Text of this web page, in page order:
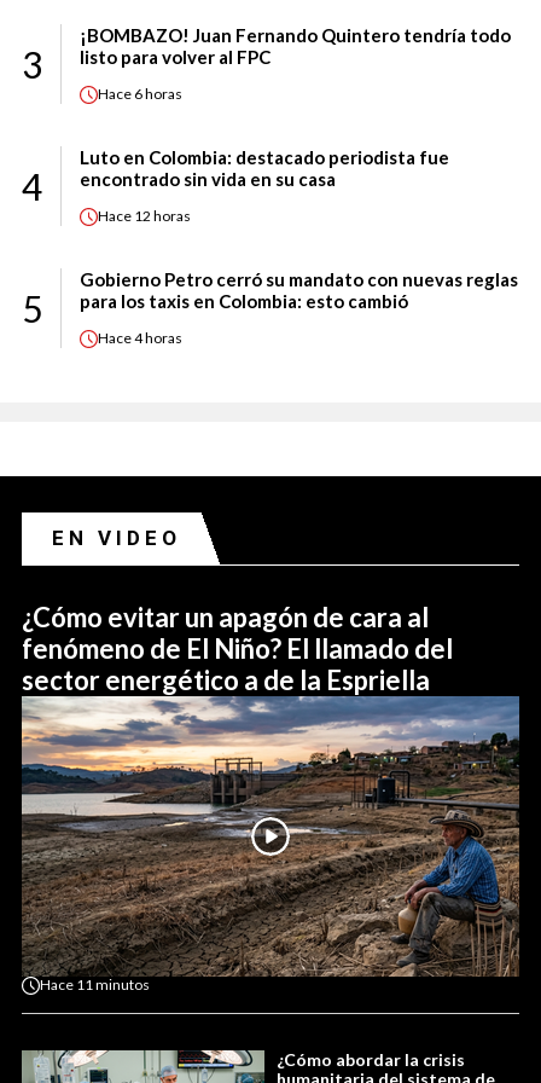
3
¡BOMBAZO! Juan Fernando Quintero tendría todo
listo para volver al FPC
Hace 6 horas
4
Luto en Colombia: destacado periodista fue
encontrado sin vida en su casa
Hace 12 horas
5
Gobierno Petro cerró su mandato con nuevas reglas
para los taxis en Colombia: esto cambió
Hace4 horas
EN VIDEO
¿Cómo evitar un apagón de cara al
fenómeno de El Niño? El llamado del
sector energético a de la Espriella
Hace 11 minutos
¿Cómo abordar la crisis
humanitaria del sistema de